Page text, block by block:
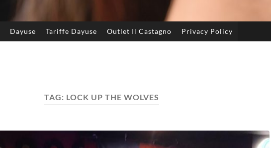
Dayuse Tariffe Dayuse Outlet Il Castagno Privacy Policy
TAG: LOCK UP THE WOLVES